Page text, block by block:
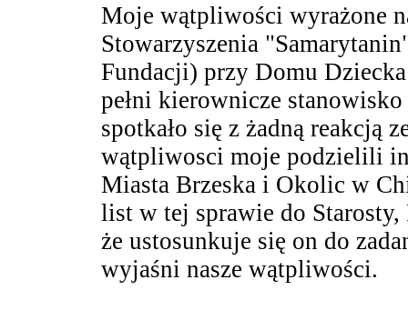
Moje wątpliwości wyrażone
Stowarzyszenia
Fundacji) przy Domu
pełni kierownicze
spotkało się z żadną reakcją
wątpliwosci moje podzielili
Miasta Brzeska i Okolic w
list w tej sprawie do Starosty,
że ustosunkuje się on do
wyjaśni nasze wątpliwości.